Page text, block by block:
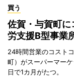
買う
佐賀・与賀町
労支援B型事業
24時間営業のコスト
町）がスーパーマー
日で1カ月がたつ。